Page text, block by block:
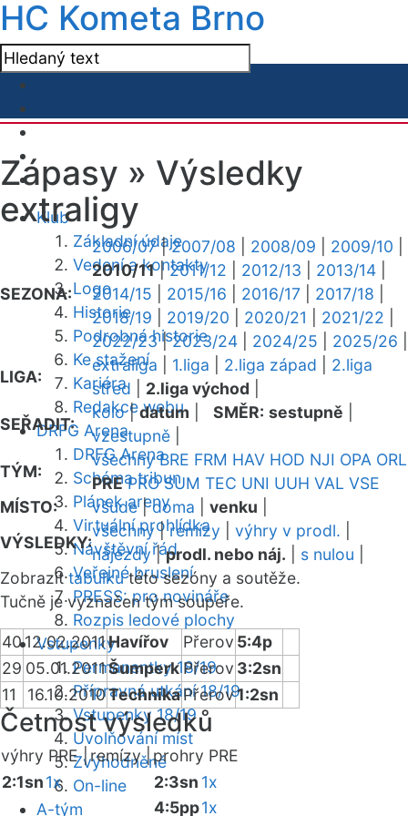
HC Kometa Brno
Klub
Základní údaje
Vedení a kontakty
Logo
Historie
Podrobná historie
Ke stažení
Kariéra
Redakce webu
DRFG Arena
DRFG Arena
Schéma tribun
Plánek areny
Virtuální prohlídka
Návštěvní řád
Veřejné bruslení
PRESS: pro novináře
Rozpis ledové plochy
Vstupenky
Permanentky 18/19
Přípravná utkání 18/19
Vstupenky 18/19
Uvolňování míst
Zvýhodněné
On-line
A-tým
Zápasy » Výsledky
extraligy
SEZONA:
2006/07|2007/08 2008/09 2009/10
2010/11|2011/12 2012/13 2013/14
2014/15
2015/16 2016/17 2017/18
2018/19
2019/20 2020/21 2021/22
2022/23|2023/24 2024/25 2025/26
LIGA:
extraliga 1.liga 2.liga západ
2.liga
střed
2.liga východ
SEŘADIT:
kolo|datum SMĚR: sestupně
vzestupně
TÝM:
všechny BRE FRM HAV HOD NJI OPA ORL
PRE PRO SUM TEC UNI UUH VAL VSE
MÍSTO:
všude|doma venku
VÝSLEDKY:
všechny|remízy výhry v prodl.
nájezdy|prodl. nebo náj. s nulou
Zobrazittabulkutéto sezóny a soutěže.
Tučně je vyznačen tým soupeře.
4012.02.2011Havířov Přerov 5:4p
29 05.01.2011Šumperk Přerov 3:2sn
11
16.10.2010TechnikaPřerov1:2sn
Četnost výsledků
výhry PRE | remízy |prohry PRE
2:1sn1x 2:3sn 1x
4:5pp1x